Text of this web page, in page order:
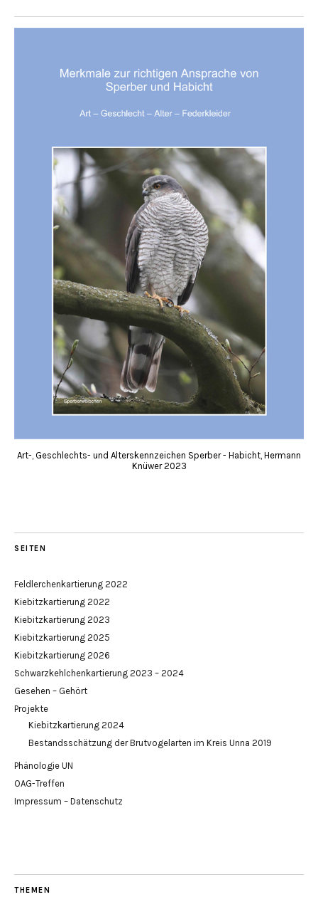
Art-, Geschlechts- und Alterskennzeichen Sperber - Habicht, Hermann
Knüwer 2023
SEITEN
Feldlerchenkartierung 2022
Kiebitzkartierung 2022
Kiebitzkartierung 2023
Kiebitzkartierung 2025
Kiebitzkartierung 2026
Schwarzkehlchenkartierung 2023 – 2024
Gesehen – Gehört
Projekte
Kiebitzkartierung 2024
Bestandsschätzung der Brutvogelarten im Kreis Unna 2019
Phänologie UN
OAG-Treffen
Impressum – Datenschutz
THEMEN